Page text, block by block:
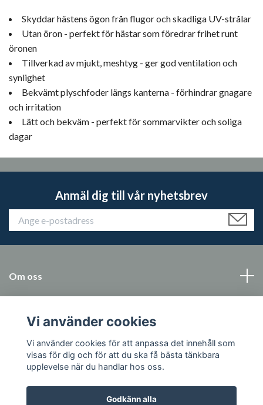
Skyddar hästens ögon från flugor och skadliga UV-strålar
Utan öron - perfekt för hästar som föredrar frihet runt
öronen
Tillverkad av mjukt, meshtyg - ger god ventilation och
synlighet
Bekvämt plyschfoder längs kanterna - förhindrar gnagare
och irritation
Lätt och bekväm - perfekt för sommarvikter och soliga
dagar
Anmäl dig till vår nyhetsbrev
Om oss
Läs mer
Vi använder cookies
Vi använder cookies för att anpassa det innehåll som
visas för dig och för att du ska få bästa tänkbara
upplevelse när du handlar hos oss.
Godkänn alla